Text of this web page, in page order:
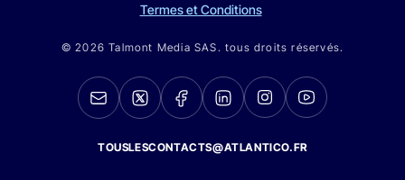
Termes et Conditions
© 2026 Talmont Media SAS. tous droits réservés.
TOUSLESCONTACTS@ATLANTICO.FR